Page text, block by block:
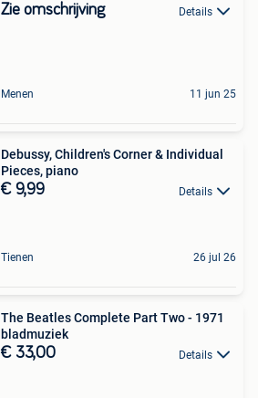
Zie omschrijving Details
Menen 11 jun 25
Debussy, Children's Corner & Individual
Pieces, piano
€ 9,99 Details
Tienen 26 jul 26
The Beatles Complete Part Two - 1971
bladmuziek
€ 33,00 Details